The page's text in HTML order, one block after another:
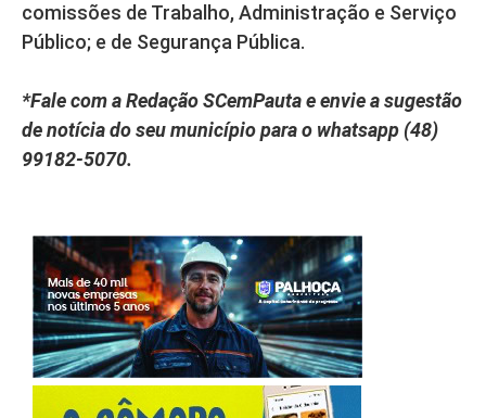
comissões de Trabalho, Administração e Serviço
Público; e de Segurança Pública.
*Fale com a Redação SCemPauta e envie a sugestão
de notícia do seu município para o whatsapp (48)
99182-5070.